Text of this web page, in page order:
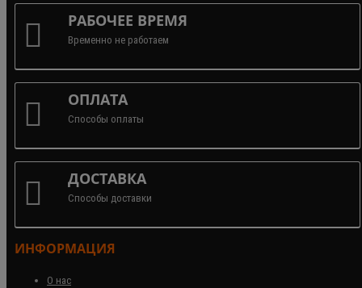
РАБОЧЕЕ ВРЕМЯ
Временно не работаем
ОПЛАТА
Способы оплаты
ДОСТАВКА
Способы доставки
ИНФОРМАЦИЯ
О нас